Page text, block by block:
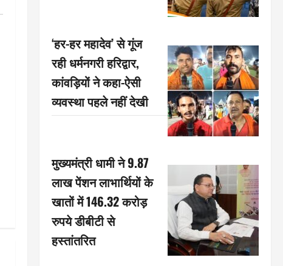
‘हर-हर महादेव’ से गूंज
रही धर्मनगरी हरिद्वार,
कांवड़ियों ने कहा-ऐसी
व्यवस्था पहले नहीं देखी
मुख्यमंत्री धामी ने 9.87
लाख पेंशन लाभार्थियों के
खातों में 146.32 करोड़
रुपये डीबीटी से
हस्तांतरित